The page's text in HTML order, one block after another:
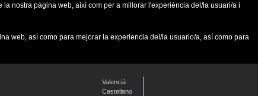
nostra pàgina web, així com per a millorar l'experiència del/la usuari/a i
web, así como para mejorar la experiencia del/la usuario/a, así como para
Valenciá
Castellano